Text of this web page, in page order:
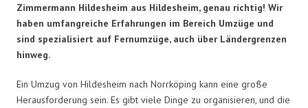
Zimmermann Hildesheim aus Hildesheim, genau richtig! Wir
haben umfangreiche Erfahrungen im Bereich Umzüge und
sind spezialisiert auf Fernumzüge, auch über Ländergrenzen
hinweg.
Ein Umzug von Hildesheim nach Norrköping kann eine große
Herausforderung sein. Es gibt viele Dinge zu organisieren, und die